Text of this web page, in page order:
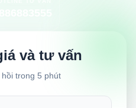
và tư vấn
trong 5 phút